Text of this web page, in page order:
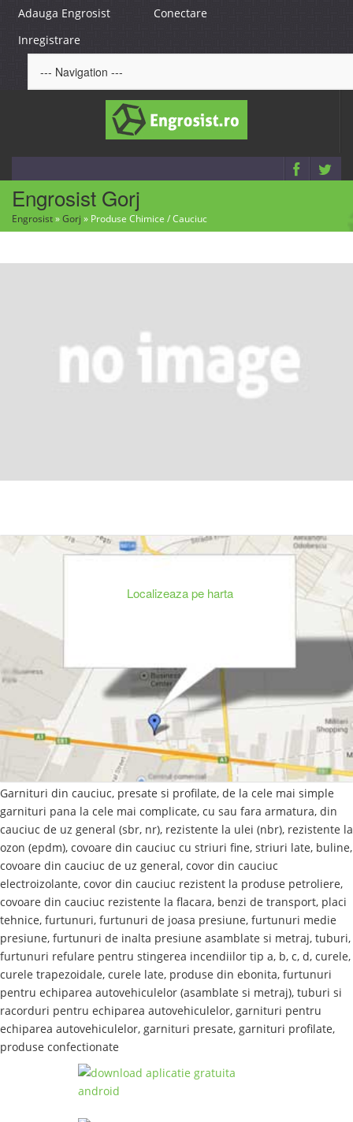
Adauga Engrosist
Conectare
Inregistrare
Engrosist Gorj
Engrosist»Gorj » Produse Chimice / Cauciuc
Localizeaza pe harta
Garnituri din cauciuc, presate si profilate, de la cele mai simple
garnituri pana la cele mai complicate, cu sau fara armatura, din
cauciuc de uz general (sbr, nr), rezistente la ulei (nbr), rezistente la
ozon (epdm), covoare din cauciuc cu striuri fine, striuri late, buline,
covoare din cauciuc de uz general, covor din cauciuc
electroizolante, covor din cauciuc rezistent la produse petroliere,
covoare din cauciuc rezistente la flacara, benzi de transport, placi
tehnice, furtunuri, furtunuri de joasa presiune, furtunuri medie
presiune, furtunuri de inalta presiune asamblate si metraj, tuburi,
furtunuri refulare pentru stingerea incendiilor tip a, b, c, d, curele,
curele trapezoidale, curele late, produse din ebonita, furtunuri
pentru echiparea autovehiculelor (asamblate si metraj), tuburi si
racorduri pentru echiparea autovehiculelor, garnituri pentru
echiparea autovehiculelor, garnituri presate, garnituri profilate,
produse confectionate